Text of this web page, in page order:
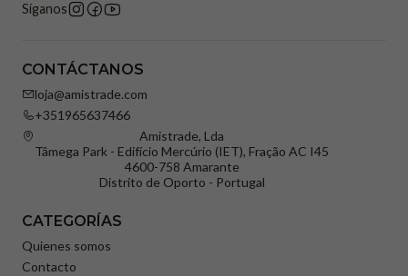
Síganos
CONTÁCTANOS
loja@amistrade.com
+351965637466
Amistrade, Lda
Tâmega Park - Edifício Mercúrio (IET), Fração AC I45
4600-758 Amarante
Distrito de Oporto - Portugal
CATEGORÍAS
Quienes somos
Contacto